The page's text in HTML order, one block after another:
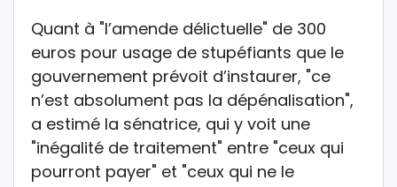
Quant à "l’amende délictuelle" de 300
euros pour usage de stupéfiants que le
gouvernement prévoit d’instaurer, "ce
n’est absolument pas la dépénalisation",
a estimé la sénatrice, qui y voit une
"inégalité de traitement" entre "ceux qui
pourront payer" et "ceux qui ne le